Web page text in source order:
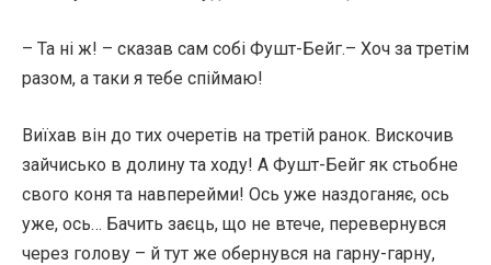
– Та ні ж! – сказав сам собі Фушт-Бейг.– Хоч за третім
разом, а таки я тебе спіймаю!
Виїхав він до тих очеретів на третій ранок. Вискочив
зайчисько в долину та ходу! А Фушт-Бейг як стьобне
свого коня та навперейми! Ось уже наздоганяє, ось
уже, ось… Бачить заєць, що не втече, перевернувся
через голову – й тут же обернувся на гарну-гарну,